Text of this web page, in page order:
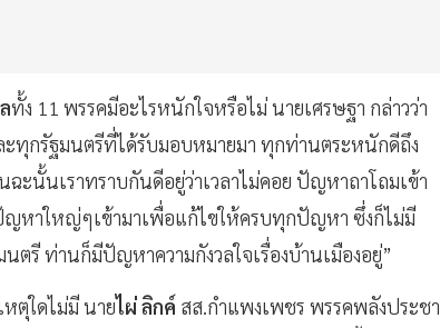
ทั้ง 11 พรรคมีอะไรหนักใจหรือไม่ นายเศรษฐา กล่าวว่า
ะทุกรัฐมนตรีที่ได้รับมอบหมายมา ทุกท่านตระหนักดีถึง
ะนั้นเราทราบกันดีอยู่ว่าเวลาไม่คอย ปัญหาถาโถมเข้า
ญหาใหญ่ๆเข้ามาเพื่อแก้ไขให้ครบทุกปัญหา ซึ่งก็ไม่มี
รี ท่านก็มีปัญหาความกังวลใจเรื่องบ้านเมืองอยู่”
หตุใดไม่มี นายไผ่ ลิกค์ สส.กำแพงเพชร พรรคพลังประชา